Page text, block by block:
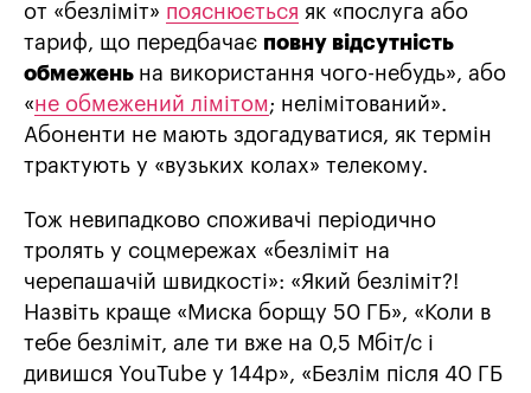
от «безліміт» пояснюється як «послуга або
тариф, що передбачає повну відсутність
обмежень на використання чого-небудь», або
«не обмежений лімітом; нелімітований».
Абоненти не мають здогадуватися, як термін
трактують у «вузьких колах» телекому.
Тож невипадково споживачі періодично
тролять у соцмережах «безліміт на
черепашачій швидкості»: «Який безліміт?!
Назвіть краще «Миска борщу 50 ГБ», «Коли в
тебе безліміт, але ти вже на 0,5 Мбіт/с і
дивишся YouTube у 144p», «Безлім після 40 ГБ